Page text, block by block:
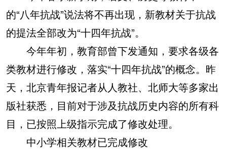
的“八年抗战”说法将不再出现，新教材关于抗战
的提法全部改为“十四年抗战”。
今年年初，教育部曾下发通知，要求各级各
类教材进行修改，落实“十四年抗战”的概念。昨
天，北京青年报记者从人教社、北师大等多家出
版社获悉，目前对于涉及抗战历史内容的所有科
目，已按照上级指示完成了修改处理。
中小学相关教材已完成修改